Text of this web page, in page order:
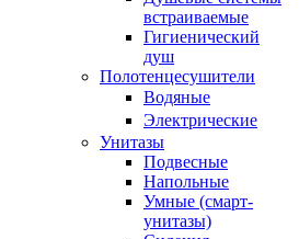
встраиваемые
Гигиенический
душ
Полотенцесушители
ㅤВодяные
ㅤЭлектрические
Унитазы
Подвесные
Напольные
Умные (смарт-
унитазы)